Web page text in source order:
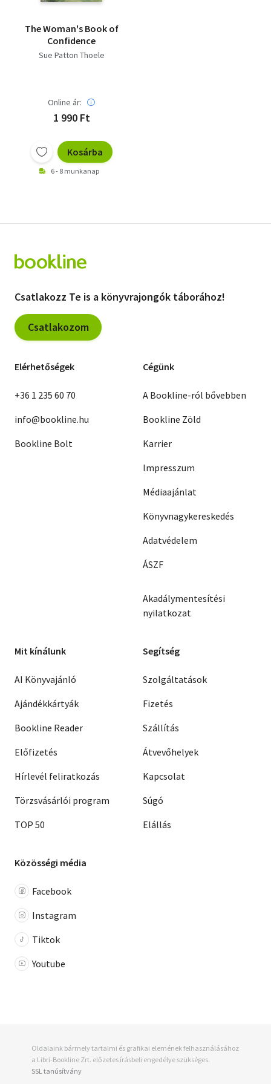
The Woman's Book of
Confidence
Sue Patton Thoele
Online ár:
1 990 Ft
Kosárba
6 - 8 munkanap
Csatlakozz Te is a könyvrajongók táborához!
Csatlakozom
Elérhetőségek
+36 1 235 60 70
info@bookline.hu
Bookline Bolt
Cégünk
A Bookline-ról bővebben
Bookline Zöld
Karrier
Impresszum
Médiaajánlat
Könyvnagykereskedés
Adatvédelem
ÁSZF
Akadálymentesítési
nyilatkozat
Mit kínálunk
AI Könyvajánló
Ajándékkártyák
Bookline Reader
Előfizetés
Hírlevél feliratkozás
Törzsvásárlói program
TOP 50
Segítség
Szolgáltatások
Fizetés
Szállítás
Átvevőhelyek
Kapcsolat
Súgó
Elállás
Közösségi média
Facebook
Instagram
Tiktok
Youtube
Oldalaink bármely tartalmi és grafikai elemének felhasználásához
a Libri-Bookline Zrt. előzetes írásbeli engedélye szükséges.
SSL tanúsítvány